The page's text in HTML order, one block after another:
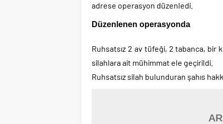
adrese operasyon düzenledi.
Düzenlenen operasyonda
Ruhsatsız 2 av tüfeği, 2 tabanca, bir
silahlara ait mühimmat ele geçirildi.
Ruhsatsız silah bulunduran şahıs